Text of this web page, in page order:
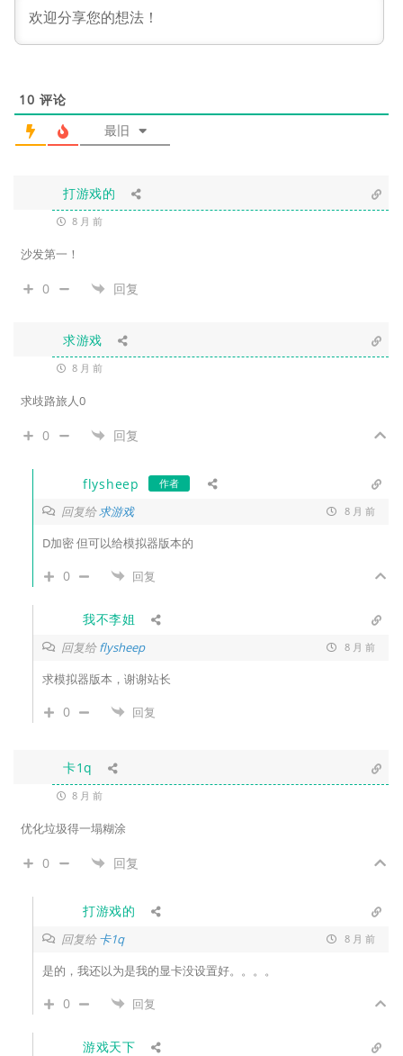
10 评论
最旧
打游戏的
8 月 前
沙发第一！
0 回复
求游戏
8 月 前
求歧路旅人0
0 回复
flysheep 作者
回复给求游戏 8 月 前
D加密 但可以给模拟器版本的
0 回复
我不李姐
回复给flysheep 8 月 前
求模拟器版本，谢谢站长
0 回复
卡1q
8 月 前
优化垃圾得一塌糊涂
0 回复
打游戏的
回复给卡1q 8 月 前
是的，我还以为是我的显卡没设置好。。。。
0 回复
游戏天下